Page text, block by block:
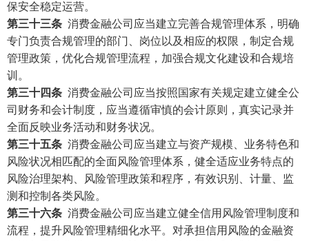
保安全稳定运营。
第三十三条 消费金融公司应当建立完善合规管理体系，明确
专门负责合规管理的部门、岗位以及相应的权限，制定合规
管理政策，优化合规管理流程，加强合规文化建设和合规培
训。
第三十四条 消费金融公司应当按照国家有关规定建立健全公
司财务和会计制度，应当遵循审慎的会计原则，真实记录并
全面反映业务活动和财务状况。
第三十五条 消费金融公司应当建立与资产规模、业务特色和
风险状况相匹配的全面风险管理体系，健全适应业务特点的
风险治理架构、风险管理政策和程序，有效识别、计量、监
测和控制各类风险。
第三十六条 消费金融公司应当建立健全信用风险管理制度和
流程，提升风险管理精细化水平。对承担信用风险的金融资